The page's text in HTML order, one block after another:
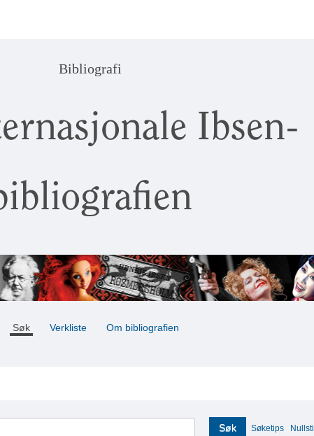
Bibliografi
Ibsen-
Søk Verkliste Om bibliografien
Søk Søketips Nullstill